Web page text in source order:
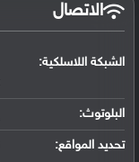
الاتصال
الشبكة اللاسلكية:
البلوتوث:
تحديد المواقع: